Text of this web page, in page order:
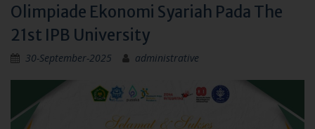
Olimpiade Ekonomi Syariah Pada The
21st IPB University
30-September-2025 administrative